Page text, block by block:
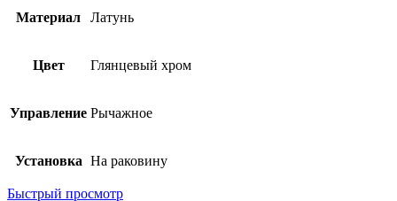
Материал Латунь
Цвет Глянцевый хром
Управление Рычажное
Установка На раковину
Быстрый просмотр